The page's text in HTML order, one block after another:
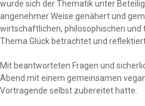
wurde sich der Thematik unter
angenehmer Weise genähert und
wirtschaftlichen, philosophischen
Thema Glück betrachtet und
Mit beantworteten Fragen und
Abend mit einem gemeinsamen
Vortragende selbst zubereitet hatte.